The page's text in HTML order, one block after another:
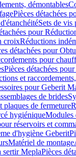
démontables
Pièces détachées
Sets de vis
pour
croixRéductions
détachées pour
pour
Pièces détachées
et
pour Geberit
de brides
plaques de fermeture
hygiéniqueModules
réservoirs et
d'hygiène Geberit
Matériel de montage
sertir MeplaPièces